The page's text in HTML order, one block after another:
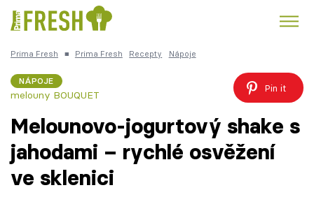
Česká kuchyně
Témata
Prima Fresh ■ Prima Fresh Recepty Nápoje
NÁPOJE
melouny BOUQUET
Pin it
Melounovo-jogurtový shake s
jahodami – rychlé osvěžení
ve sklenici